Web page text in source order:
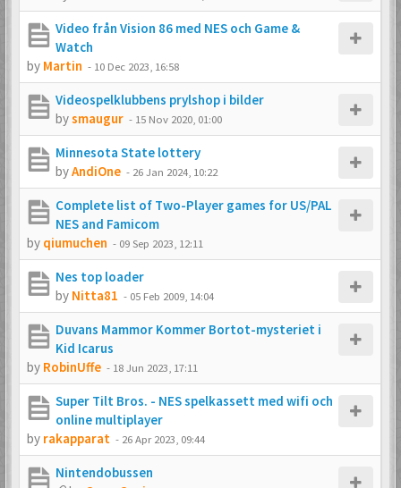
Video från Vision 86 med NES och Game &
Watch
by Martin - 10 Dec 2023, 16:58
Videospelklubbens prylshop i bilder
bysmaugur - 15 Nov 2020, 01:00
Minnesota State lottery
byAndiOne - 26 Jan 2024, 10:22
Complete list of Two-Player games for US/PAL
NES and Famicom
by qiumuchen - 09 Sep 2023, 12:11
Nes top loader
by Nitta81 - 05 Feb 2009, 14:04
Duvans Mammor Kommer Bortot-mysteriet i
Kid Icarus
by RobinUffe - 18 Jun 2023, 17:11
Super Tilt Bros. - NES spelkassett med wifi och
online multiplayer
by rakapparat - 26 Apr 2023, 09:44
Nintendobussen